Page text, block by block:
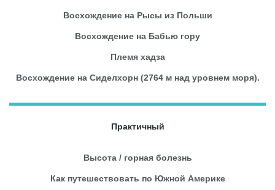
Восхождение на Рысы из Польши
Восхождение на Бабью гору
Племя хадза
Восхождение на Сиделхорн (2764 м над уровнем моря).
Практичный
Высота / горная болезнь
Как путешествовать по Южной Америке